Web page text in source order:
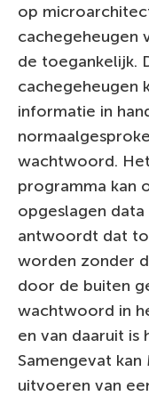
op
cachegeheugen
de toegankelijk.
cachegeheugen
informatie in
wachtwoord.
programma kan
opgeslagen
antwoordt dat
worden zonder
door de buiten
wachtwoord in
en van daaruit
Samengevat
uitvoeren van